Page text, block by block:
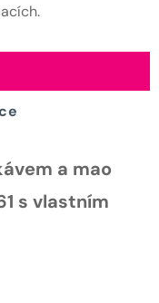
a mao
s vlastním